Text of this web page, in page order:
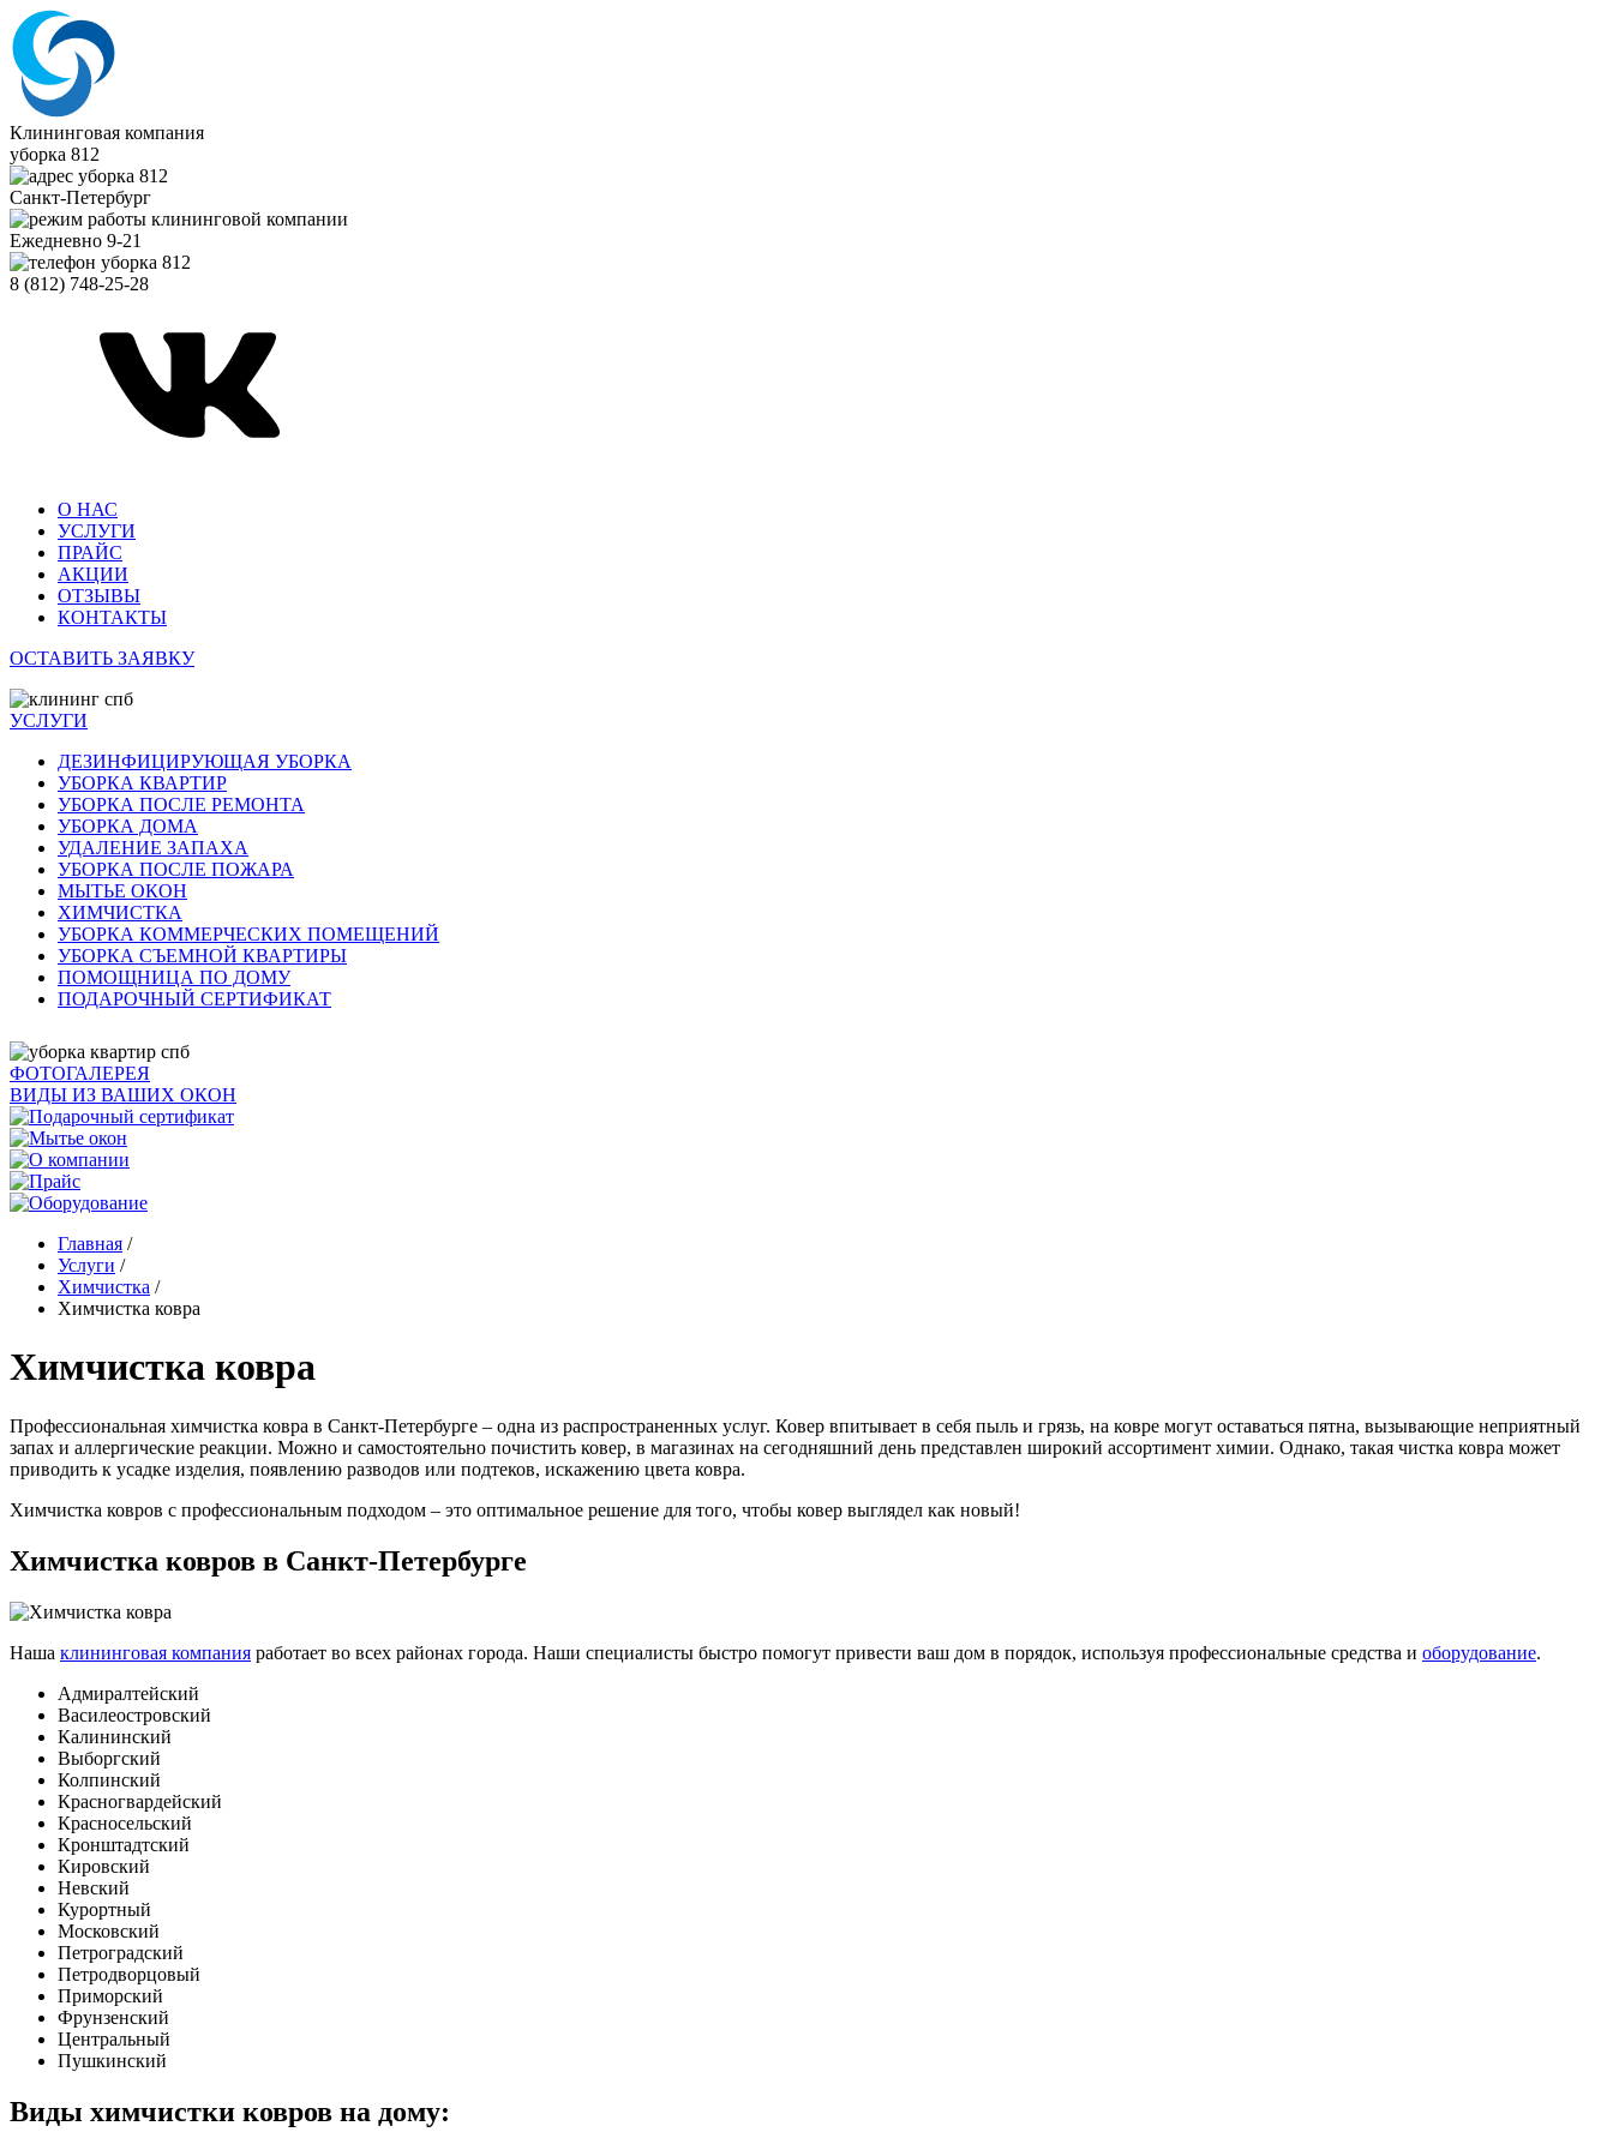
Клининговая компания
уборка 812
Санкт-Петербург
Ежедневно 9-21
8 (812) 748-25-28
О НАС
УСЛУГИ
ПРАЙС
АКЦИИ
ОТЗЫВЫ
КОНТАКТЫ
ОСТАВИТЬ ЗАЯВКУ
УСЛУГИ
ДЕЗИНФИЦИРУЮЩАЯ УБОРКА
УБОРКА КВАРТИР
УБОРКА ПОСЛЕ РЕМОНТА
УБОРКА ДОМА
УДАЛЕНИЕ ЗАПАХА
УБОРКА ПОСЛЕ ПОЖАРА
МЫТЬЕ ОКОН
ХИМЧИСТКА
УБОРКА КОММЕРЧЕСКИХ ПОМЕЩЕНИЙ
УБОРКА СЪЕМНОЙ КВАРТИРЫ
ПОМОЩНИЦА ПО ДОМУ
ПОДАРОЧНЫЙ СЕРТИФИКАТ
ФОТОГАЛЕРЕЯ
ВИДЫ ИЗ ВАШИХ ОКОН
Главная /
Услуги /
Химчистка /
Химчистка ковра
Химчистка ковра
Профессиональная химчистка ковра в Санкт-Петербурге – одна из распространенных услуг. Ковер впитывает в себя пыль и грязь, на ковре могут оставаться пятна, вызывающие неприятный
запах и аллергические реакции. Можно и самостоятельно почистить ковер, в магазинах на сегодняшний день представлен широкий ассортимент химии. Однако, такая чистка ковра может
приводить к усадке изделия, появлению разводов или подтеков, искажению цвета ковра.
Химчистка ковров с профессиональным подходом – это оптимальное решение для того, чтобы ковер выглядел как новый!
Химчистка ковров в Санкт-Петербурге
Наша клининговая компания работает во всех районах города. Наши специалисты быстро помогут привести ваш дом в порядок, используя профессиональные средства и оборудование.
Адмиралтейский
Василеостровский
Калининский
Выборгский
Колпинский
Красногвардейский
Красносельский
Кронштадтский
Кировский
Невский
Курортный
Московский
Петроградский
Петродворцовый
Приморский
Фрунзенский
Центральный
Пушкинский
Виды химчистки ковров на дому: